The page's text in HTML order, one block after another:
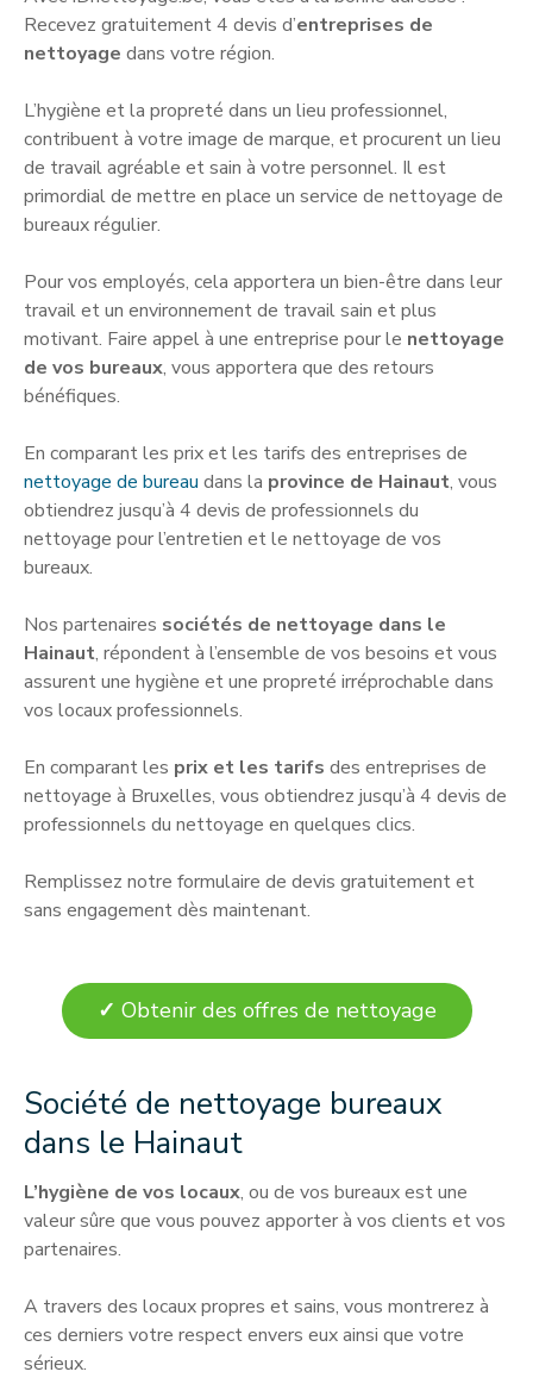
Recevez gratuitement 4 devis d’entreprises de
nettoyage dans votre région.
L’hygiène et la propreté dans un lieu professionnel,
contribuent à votre image de marque, et procurent un lieu
de travail agréable et sain à votre personnel. Il est
primordial de mettre en place un service de nettoyage de
bureaux régulier.
Pour vos employés, cela apportera un bien-être dans leur
travail et un environnement de travail sain et plus
motivant. Faire appel à une entreprise pour le nettoyage
de vos bureaux, vous apportera que des retours
bénéfiques.
En comparant les prix et les tarifs des entreprises de
nettoyage de bureau dans la province de Hainaut, vous
obtiendrez jusqu’à 4 devis de professionnels du
nettoyage pour l’entretien et le nettoyage de vos
bureaux.
Nos partenaires sociétés de nettoyage dans le
Hainaut, répondent à l’ensemble de vos besoins et vous
assurent une hygiène et une propreté irréprochable dans
vos locaux professionnels.
En comparant les prix et les tarifs des entreprises de
nettoyage à Bruxelles, vous obtiendrez jusqu’à 4 devis de
professionnels du nettoyage en quelques clics.
Remplissez notre formulaire de devis gratuitement et
sans engagement dès maintenant.
✓ Obtenir des offres de nettoyage
Société de nettoyage bureaux
dans le Hainaut
L’hygiène de vos locaux, ou de vos bureaux est une
valeur sûre que vous pouvez apporter à vos clients et vos
partenaires.
A travers des locaux propres et sains, vous montrerez à
ces derniers votre respect envers eux ainsi que votre
sérieux.